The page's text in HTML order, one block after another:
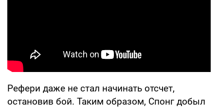
Рефери даже не стал начинать отсчет,
остановив бой. Таким образом, Спонг добыл